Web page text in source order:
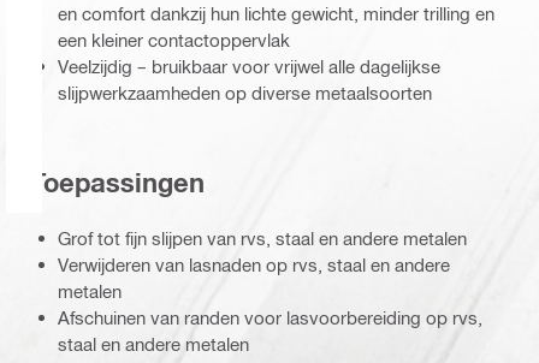
en comfort dankzij hun lichte gewicht, minder trilling en
een kleiner contactoppervlak
Veelzijdig – bruikbaar voor vrijwel alle dagelijkse
slijpwerkzaamheden op diverse metaalsoorten
Toepassingen
Grof tot fijn slijpen van rvs, staal en andere metalen
Verwijderen van lasnaden op rvs, staal en andere
metalen
Afschuinen van randen voor lasvoorbereiding op rvs,
staal en andere metalen